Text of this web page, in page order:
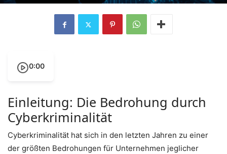
0:00
Einleitung: Die Bedrohung durch
Cyberkriminalität
Cyberkriminalität hat sich in den letzten Jahren zu einer
der größten Bedrohungen für Unternehmen jeglicher